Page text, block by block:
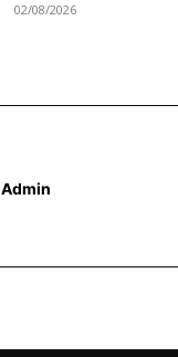
02/08/2026
Admin